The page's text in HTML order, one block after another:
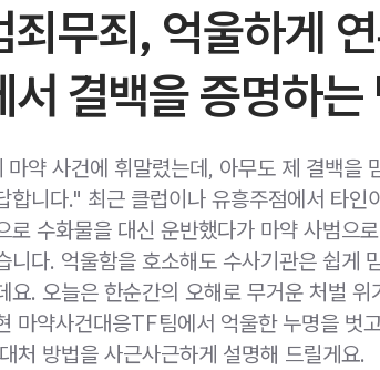
죄무죄, 억울하게
서 결백을 증명하는
마약 사건에 휘말렸는데, 아무도 제 결백을
합니다." 최근 클럽이나 유흥주점에서 타인
로 수화물을 대신 운반했다가 마약 사범으
니다. 억울함을 호소해도 수사기관은 쉽게
요. 오늘은 한순간의 오해로 무거운 처벌 위
마약사건대응TF팀에서 억울한 누명을 벗
처 방법을 사근사근하게 설명해 드릴게요.